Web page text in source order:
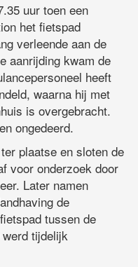
uur toen een
het fietspad
verleende aan de
aanrijding kwam de
heeft
waarna hij met
is overgebracht.
ongedeerd.
plaatse en sloten de
voor onderzoek door
Later namen
de
tussen de
tijdelijk